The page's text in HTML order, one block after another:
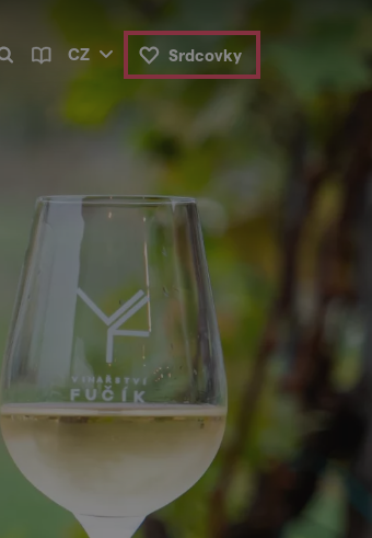
CZ Srdcovky